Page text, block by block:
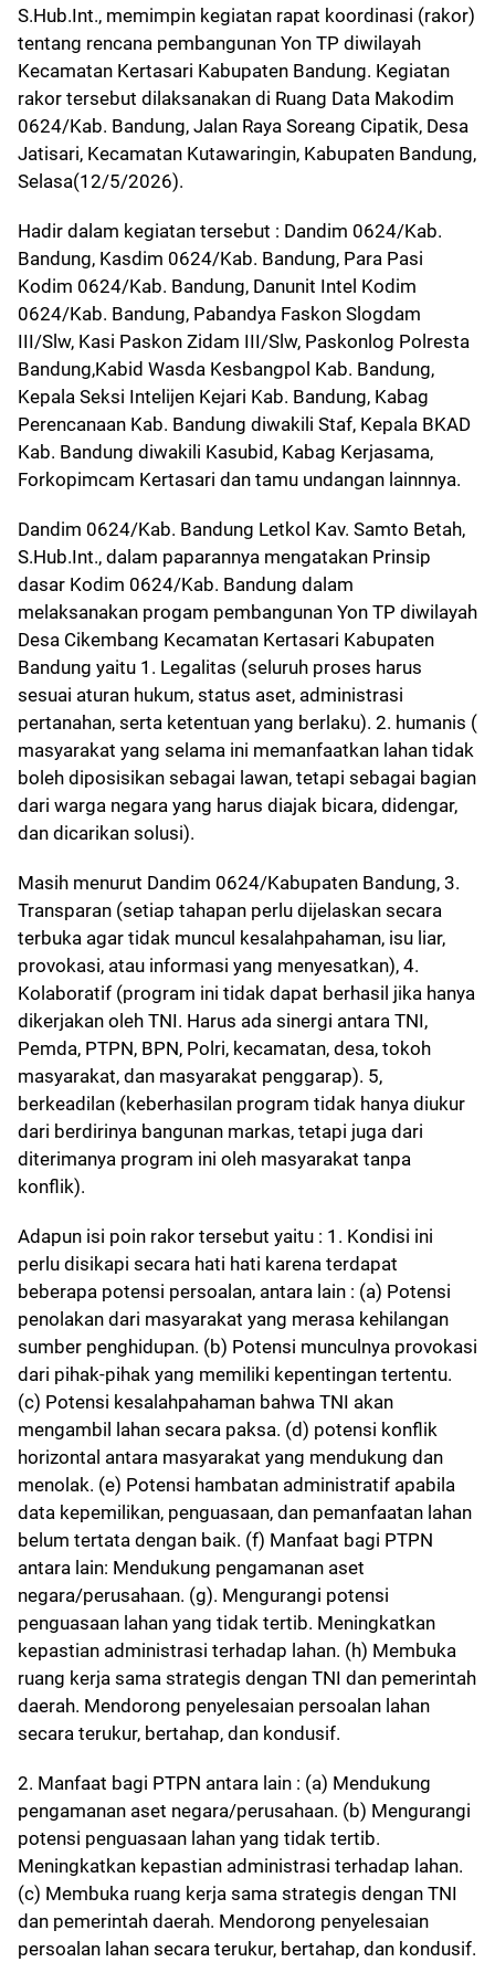
S.Hub.Int., memimpin kegiatan rapat koordinasi (rakor)
tentang rencana pembangunan Yon TP diwilayah
Kecamatan Kertasari Kabupaten Bandung. Kegiatan
rakor tersebut dilaksanakan di Ruang Data Makodim
0624/Kab. Bandung, Jalan Raya Soreang Cipatik, Desa
Jatisari, Kecamatan Kutawaringin, Kabupaten Bandung,
Selasa(12/5/2026).
Hadir dalam kegiatan tersebut : Dandim 0624/Kab.
Bandung, Kasdim 0624/Kab. Bandung, Para Pasi
Kodim 0624/Kab. Bandung, Danunit Intel Kodim
0624/Kab. Bandung, Pabandya Faskon Slogdam
III/Slw, Kasi Paskon Zidam III/Slw, Paskonlog Polresta
Bandung,Kabid Wasda Kesbangpol Kab. Bandung,
Kepala Seksi Intelijen Kejari Kab. Bandung, Kabag
Perencanaan Kab. Bandung diwakili Staf, Kepala BKAD
Kab. Bandung diwakili Kasubid, Kabag Kerjasama,
Forkopimcam Kertasari dan tamu undangan lainnnya.
Dandim 0624/Kab. Bandung Letkol Kav. Samto Betah,
S.Hub.Int., dalam paparannya mengatakan Prinsip
dasar Kodim 0624/Kab. Bandung dalam
melaksanakan progam pembangunan Yon TP diwilayah
Desa Cikembang Kecamatan Kertasari Kabupaten
Bandung yaitu 1. Legalitas (seluruh proses harus
sesuai aturan hukum, status aset, administrasi
pertanahan, serta ketentuan yang berlaku). 2. humanis (
masyarakat yang selama ini memanfaatkan lahan tidak
boleh diposisikan sebagai lawan, tetapi sebagai bagian
dari warga negara yang harus diajak bicara, didengar,
dan dicarikan solusi).
Masih menurut Dandim 0624/Kabupaten Bandung, 3.
Transparan (setiap tahapan perlu dijelaskan secara
terbuka agar tidak muncul kesalahpahaman, isu liar,
provokasi, atau informasi yang menyesatkan), 4.
Kolaboratif (program ini tidak dapat berhasil jika hanya
dikerjakan oleh TNI. Harus ada sinergi antara TNI,
Pemda, PTPN, BPN, Polri, kecamatan, desa, tokoh
masyarakat, dan masyarakat penggarap). 5,
berkeadilan (keberhasilan program tidak hanya diukur
dari berdirinya bangunan markas, tetapi juga dari
diterimanya program ini oleh masyarakat tanpa
konflik).
Adapun isi poin rakor tersebut yaitu : 1. Kondisi ini
perlu disikapi secara hati hati karena terdapat
beberapa potensi persoalan, antara lain : (a) Potensi
penolakan dari masyarakat yang merasa kehilangan
sumber penghidupan. (b) Potensi munculnya provokasi
dari pihak-pihak yang memiliki kepentingan tertentu.
(c) Potensi kesalahpahaman bahwa TNI akan
mengambil lahan secara paksa. (d) potensi konflik
horizontal antara masyarakat yang mendukung dan
menolak. (e) Potensi hambatan administratif apabila
data kepemilikan, penguasaan, dan pemanfaatan lahan
belum tertata dengan baik. (f) Manfaat bagi PTPN
antara lain: Mendukung pengamanan aset
negara/perusahaan. (g). Mengurangi potensi
penguasaan lahan yang tidak tertib. Meningkatkan
kepastian administrasi terhadap lahan. (h) Membuka
ruang kerja sama strategis dengan TNI dan pemerintah
daerah. Mendorong penyelesaian persoalan lahan
secara terukur, bertahap, dan kondusif.
2. Manfaat bagi PTPN antara lain : (a) Mendukung
pengamanan aset negara/perusahaan. (b) Mengurangi
potensi penguasaan lahan yang tidak tertib.
Meningkatkan kepastian administrasi terhadap lahan.
(c) Membuka ruang kerja sama strategis dengan TNI
dan pemerintah daerah. Mendorong penyelesaian
persoalan lahan secara terukur, bertahap, dan kondusif.